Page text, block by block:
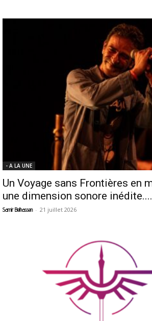
- A LA UNE
Un Voyage sans Frontières en
une dimension sonore inédite....
Samir Belhassen - 21 juillet 2026